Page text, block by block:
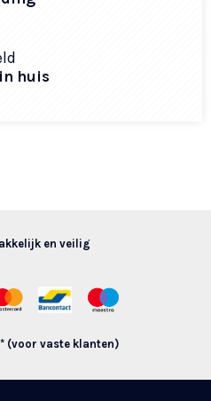
huis
en veilig
(voor vaste klanten)